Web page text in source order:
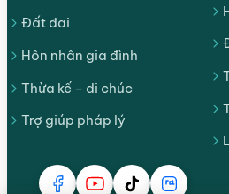
Đất đai
Hôn nhân gia đình
Thừa kế – di chúc
Trợ giúp pháp lý